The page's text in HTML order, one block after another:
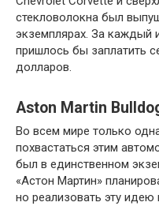
стекловолокна был
экземплярах. За каждый
пришлось бы заплатить
долларов.
Aston Martin
Во всем мире только
похвастаться этим
был в единственном
«Астон Мартин»
но реализовать эту